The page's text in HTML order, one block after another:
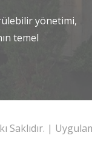
yönetimi,
temel
Saklıdır. |